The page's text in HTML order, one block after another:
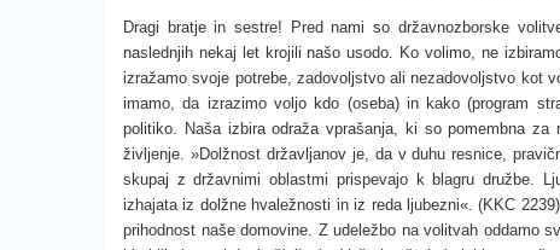
Dragi bratje in sestre! Pred nami so državnozborske
naslednjih nekaj let krojili našo usodo. Ko volimo, ne
izražamo svoje potrebe, zadovoljstvo ali nezadovoljstvo kot
imamo, da izrazimo voljo kdo (oseba) in kako (program
politiko. Naša izbira odraža vprašanja, ki so pomembna za
življenje. »Dolžnost državljanov je, da v duhu resnice,
skupaj z državnimi oblastmi prispevajo k blagru družbe.
izhajata iz dolžne hvaležnosti in iz reda ljubezni«. (KKC
prihodnost naše domovine. Z udeležbo na volitvah oddamo